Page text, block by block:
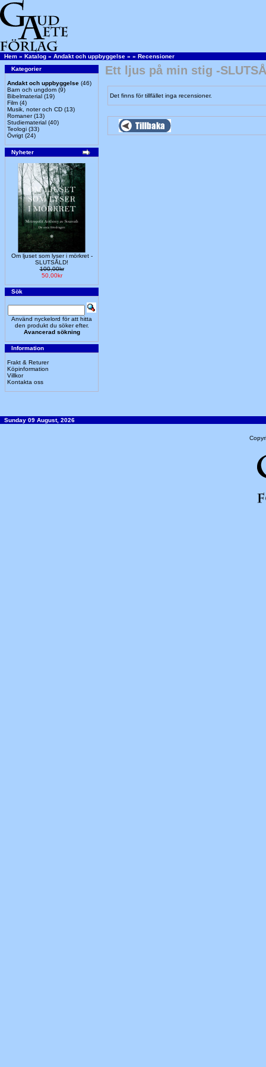
Hem » Katalog » Andakt och uppbyggelse » » Recensioner
Kategorier
Andakt och uppbyggelse (46)
Barn och ungdom (9)
Bibelmaterial (19)
Film (4)
Musik, noter och CD (13)
Romaner(13)
Studiematerial (40)
Teologi (33)
Övrigt (24)
Nyheter
Om ljuset som lyser i mörkret -
SLUTSÅLD!
100,00kr
50,00kr
Sök
Använd nyckelord för att hitta
den produkt du söker efter.
Avancerad sökning
Information
Frakt & Returer
Köpinformation
Villkor
Kontakta oss
Ett ljus på min stig -
Det finns för tillfället inga recensioner.
Sunday 09 August, 2026